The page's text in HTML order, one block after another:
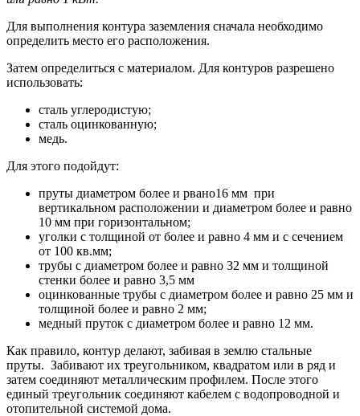
Для выполнения контура заземления сначала необходимо
определить место его расположения.
Затем определиться с материалом. Для контуров разрешено
использовать:
сталь углеродистую;
сталь оцинкованную;
медь.
Для этого подойдут:
пруты диаметром более и рвано16 мм при
вертикальном расположении и диаметром более и равно
10 мм при горизонтальном;
уголки с толщиной от более и равно 4 мм и с сечением
от 100 кв.мм;
трубы с диаметром более и равно 32 мм и толщиной
стенки более и равно 3,5 мм
оцинкованные трубы с диаметром более и равно 25 мм и
толщиной более и равно 2 мм;
медный пруток с диаметром более и равно 12 мм.
Как правило, контур делают, забивая в землю стальные
пруты. Забивают их треугольником, квадратом или в ряд и
затем соединяют металлическим профилем. После этого
единый треугольник соединяют кабелем с водопроводной и
отопительной системой дома.